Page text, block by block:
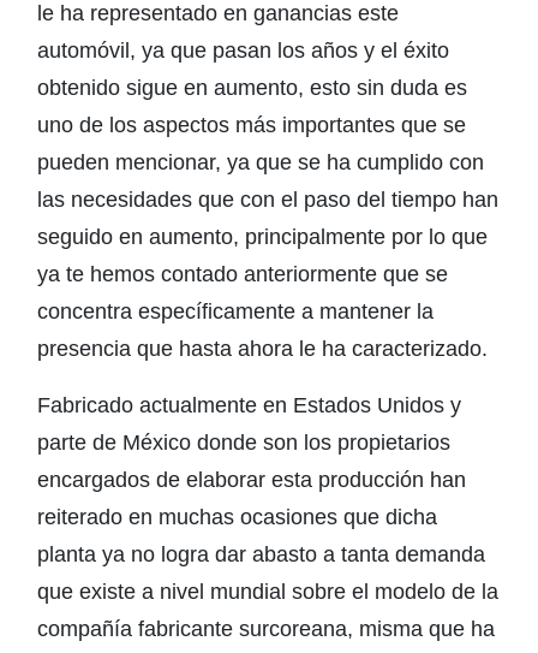
le ha representado en ganancias este
automóvil, ya que pasan los años y el éxito
obtenido sigue en aumento, esto sin duda es
uno de los aspectos más importantes que se
pueden mencionar, ya que se ha cumplido con
las necesidades que con el paso del tiempo han
seguido en aumento, principalmente por lo que
ya te hemos contado anteriormente que se
concentra específicamente a mantener la
presencia que hasta ahora le ha caracterizado.
Fabricado actualmente en Estados Unidos y
parte de México donde son los propietarios
encargados de elaborar esta producción han
reiterado en muchas ocasiones que dicha
planta ya no logra dar abasto a tanta demanda
que existe a nivel mundial sobre el modelo de la
compañía fabricante surcoreana, misma que ha